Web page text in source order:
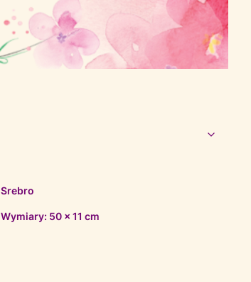
Srebro
Wymiary: 50 x 11 cm